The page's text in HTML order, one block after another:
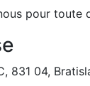
pour toute
831 04,